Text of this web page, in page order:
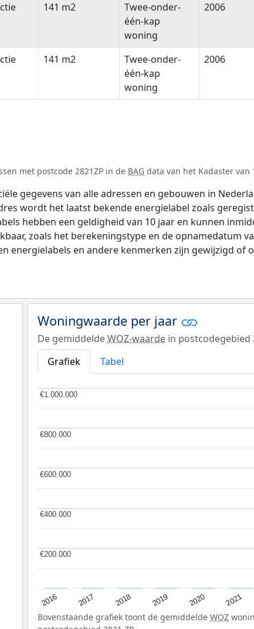
141 m2
Twee-onder-
één-kap
woning
2006
141 m2
Twee-onder-
één-kap
woning
2006
met postcode 2821ZP in de BAG data van het Kadaster van
gegevens van alle adressen en gebouwen in
wordt het laatst bekende energielabel zoals
hebben een geldigheid van 10 jaar en kunnen
zoals het berekeningstype en de opnamedatum
energielabels en andere kenmerken zijn gewijzigd of
Woningwaarde per jaar
De gemiddeldeWOZ-waarde in postcodegebied
Grafiek
Tabel
2016 2017 2018 2019 2020 2021
€200.000
€200.000
€400.000
€400.000
€600.000
€600.000
€800.000
€800.000
€1.000.000
€1.000.000
Bovenstaande grafiek toont de gemiddelde WOZ